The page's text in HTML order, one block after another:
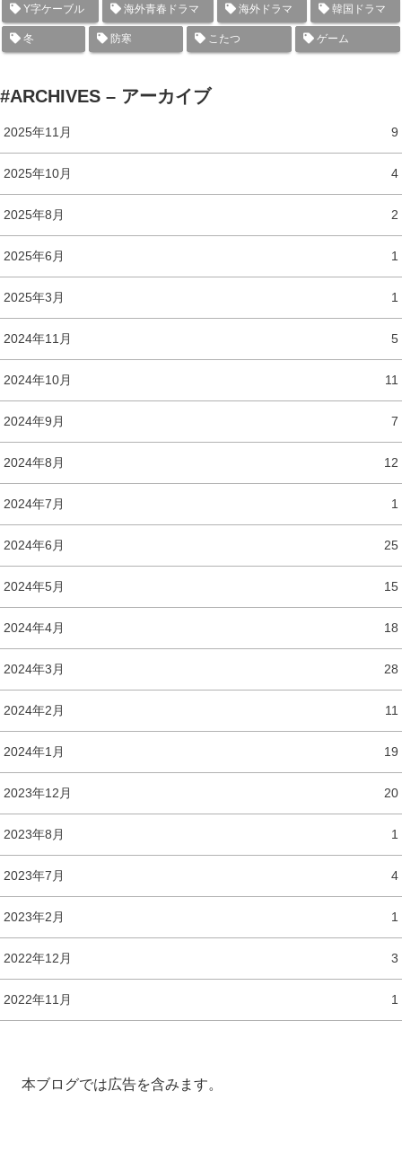
Y字ケーブル 海外青春ドラマ 海外ドラマ 韓国ドラマ
冬 防寒 こたつ ゲーム
#ARCHIVES – アーカイブ
2025年11月 9
2025年10月 4
2025年8月 2
2025年6月 1
2025年3月 1
2024年11月 5
2024年10月 11
2024年9月 7
2024年8月 12
2024年7月 1
2024年6月 25
2024年5月 15
2024年4月 18
2024年3月 28
2024年2月 11
2024年1月 19
2023年12月 20
2023年8月 1
2023年7月 4
2023年2月 1
2022年12月 3
2022年11月 1
本ブログでは広告を含みます。